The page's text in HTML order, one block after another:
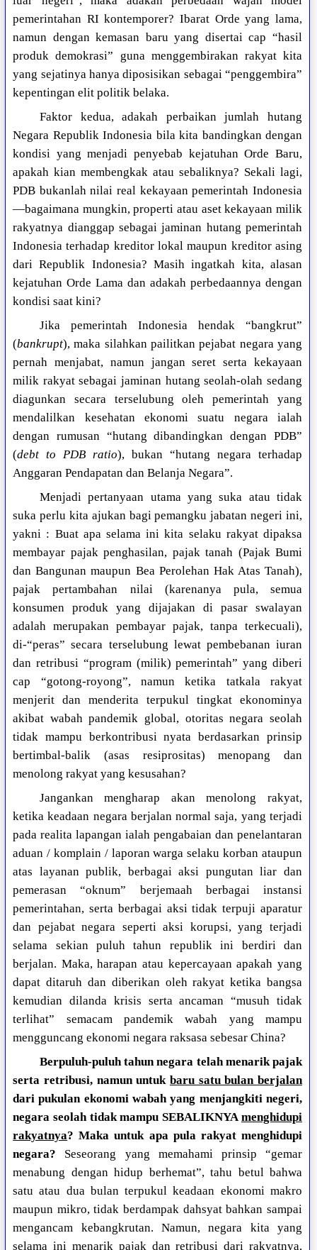
pemerintahan RI kontemporer? Ibarat Orde yang lama,
namun dengan kemasan baru yang disertai cap “hasil
produk demokrasi” guna menggembirakan rakyat kita
yang sejatinya hanya diposisikan sebagai “penggembira”
kepentingan elit politik belaka.
Faktor kedua, adakah perbaikan jumlah hutang
Negara Republik Indonesia bila kita bandingkan dengan
kondisi yang menjadi penyebab kejatuhan Orde Baru,
apakah kian membengkak atau sebaliknya? Sekali lagi,
PDB bukanlah nilai real kekayaan pemerintah Indonesia
—bagaimana mungkin, properti atau aset kekayaan milik
rakyatnya dianggap sebagai jaminan hutang pemerintah
Indonesia terhadap kreditor lokal maupun kreditor asing
dari Republik Indonesia? Masih ingatkah kita, alasan
kejatuhan Orde Lama dan adakah perbedaannya dengan
kondisi saat kini?
Jika pemerintah Indonesia hendak “bangkrut”
(bankrupt), maka silahkan pailitkan pejabat negara yang
pernah menjabat, namun jangan seret serta kekayaan
milik rakyat sebagai jaminan hutang seolah-olah sedang
diagunkan secara terselubung oleh pemerintah yang
mendalilkan kesehatan ekonomi suatu negara ialah
dengan rumusan “hutang dibandingkan dengan PDB”
(debt to PDB ratio), bukan “hutang negara terhadap
Anggaran Pendapatan dan Belanja Negara”.
Menjadi pertanyaan utama yang suka atau tidak
suka perlu kita ajukan bagi pemangku jabatan negeri ini,
yakni : Buat apa selama ini kita selaku rakyat dipaksa
membayar pajak penghasilan, pajak tanah (Pajak Bumi
dan Bangunan maupun Bea Perolehan Hak Atas Tanah),
pajak pertambahan nilai (karenanya pula, semua
konsumen produk yang dijajakan di pasar swalayan
adalah merupakan pembayar pajak, tanpa terkecuali),
di-“peras” secara terselubung lewat pembebanan iuran
dan retribusi “program (milik) pemerintah” yang diberi
cap “gotong-royong”, namun ketika tatkala rakyat
menjerit dan menderita terpukul tingkat ekonominya
akibat wabah pandemik global, otoritas negara seolah
tidak mampu berkontribusi nyata berdasarkan prinsip
bertimbal-balik (asas resiprositas) menopang dan
menolong rakyat yang kesusahan?
Jangankan mengharap akan menolong rakyat,
ketika keadaan negara berjalan normal saja, yang terjadi
pada realita lapangan ialah pengabaian dan penelantaran
aduan / komplain / laporan warga selaku korban ataupun
atas layanan publik, berbagai aksi pungutan liar dan
pemerasan “oknum” berjemaah berbagai instansi
pemerintahan, serta berbagai aksi tidak terpuji aparatur
dan pejabat negara seperti aksi korupsi, yang terjadi
selama sekian puluh tahun republik ini berdiri dan
berjalan. Maka, harapan atau kepercayaan apakah yang
dapat ditaruh dan diberikan oleh rakyat ketika bangsa
kemudian dilanda krisis serta ancaman “musuh tidak
terlihat” semacam pandemik wabah yang mampu
mengguncang ekonomi negara raksasa sebesar China?
Berpuluh-puluh tahun negara telah menarik pajak
serta retribusi, namun untuk baru satu bulan berjalan
dari pukulan ekonomi wabah yang menjangkiti negeri,
negara seolah tidak mampu SEBALIKNYAmenghidupi
rakyatnya? Maka untuk apa pula rakyat menghidupi
negara? Seseorang yang memahami prinsip “gemar
menabung dengan hidup berhemat”, tahu betul bahwa
satu atau dua bulan terpukul keadaan ekonomi makro
maupun mikro, tidak berdampak dahsyat bahkan sampai
mengancam kebangkrutan. Namun, negara kita yang
selama ini menarik pajak dan retribusi dari rakyatnya,